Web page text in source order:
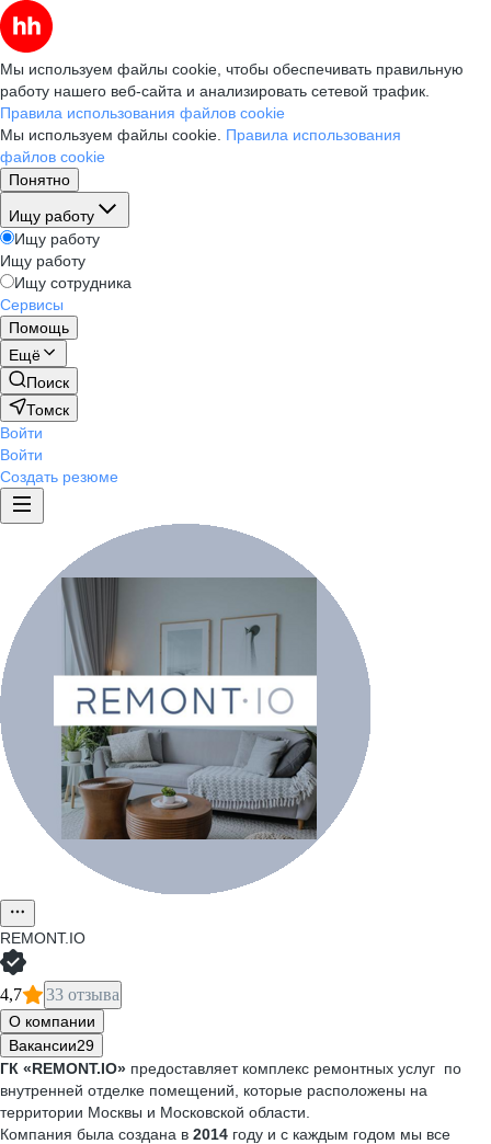
Мы используем файлы cookie, чтобы обеспечивать правильную
работу нашего веб-сайта и анализировать сетевой трафик.
Правила использования файлов cookie
Мы используем файлы cookie. Правила использования
файлов cookie
Понятно
Ищу работу
Ищу работу
Ищу работу
Ищу сотрудника
Сервисы
Помощь
Ещё
Поиск
Томск
Войти
Войти
Создать резюме
REMONT.IO
4,7 33 отзыва
О компании
Вакансии29
ГК «REMONT.IO» предоставляет комплекс ремонтных услуг по
внутренней отделке помещений, которые расположены на
территории Москвы и Московской области.
Компания была создана в 2014 году и с каждым годом мы все